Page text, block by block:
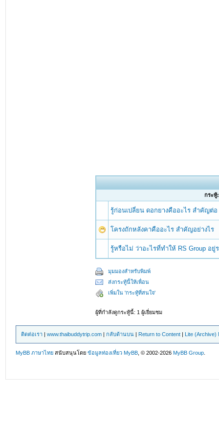
กระทู้:
รู้ก่อนเปลี่ยน ดอกยางคืออะไร สำคัญต่อ
โครงถักหลังคาคืออะไร สำคัญอย่างไร
รู้หรือไม่ ว่าอะไรที่ทำให้ RS Group อยู่
มุมมองสำหรับพิมพ์
ส่งกระทู้นี้ให้เพื่อน
เพิ่มใน 'กระทู้ที่สนใจ'
ผู้ที่กำลังดูกระทู้นี้: 1 ผู้เยี่ยมชม
ติดต่อเรา |www.thaibuddytrip.com |กลับด้านบน | Return to Content | Lite (Archive)
MyBB ภาษาไทย สนับสนุนโดยข้อมูลท่องเที่ยว MyBB , © 2002-2026MyBB Group